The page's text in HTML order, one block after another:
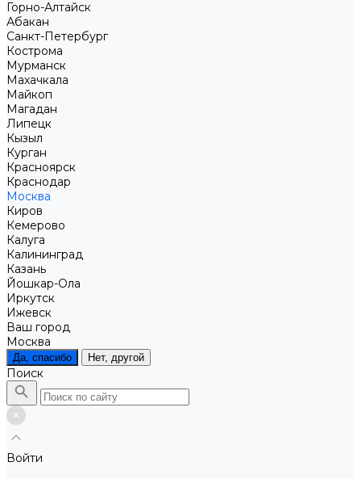
Горно-Алтайск
Абакан
Санкт-Петербург
Кострома
Мурманск
Махачкала
Майкоп
Магадан
Липецк
Кызыл
Курган
Красноярск
Краснодар
Москва
Киров
Кемерово
Калуга
Калининград
Казань
Йошкар-Ола
Иркутск
Ижевск
Ваш город
Москва
Да, спасибо Нет, другой
Поиск
Войти